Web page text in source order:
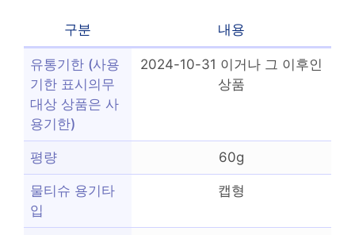
구분 내용
유통기한 (사용
기한 표시의무
대상 상품은 사
용기한)
2024-10-31 이거나 그 이후인
상품
평량 60g
물티슈 용기타
입
캡형